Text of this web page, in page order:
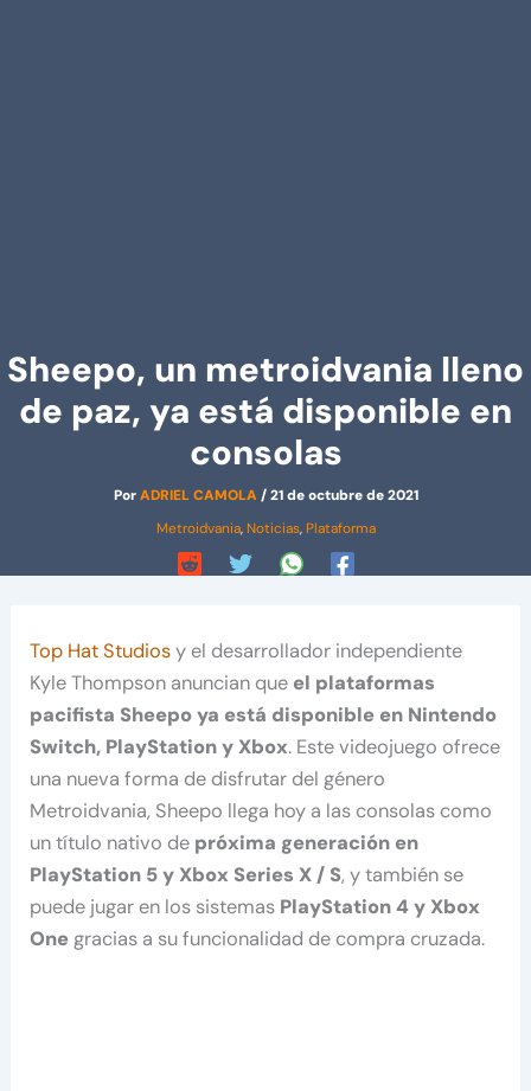
Sheepo, un metroidvania lleno
de paz, ya está disponible en
consolas
PorADRIEL CAMOLA/21 de octubre de 2021
Metroidvania, Noticias, Plataforma
Top Hat Studiosy el desarrollador independiente
Kyle Thompson anuncian que el plataformas
pacifista Sheepo ya está disponible en Nintendo
Switch, PlayStation y Xbox. Este videojuego ofrece
una nueva forma de disfrutar del género
Metroidvania, Sheepo llega hoy a las consolas como
un título nativo de próxima generación en
PlayStation 5 y Xbox Series X / S, y también se
puede jugar en los sistemas PlayStation 4 y Xbox
One gracias a su funcionalidad de compra cruzada.